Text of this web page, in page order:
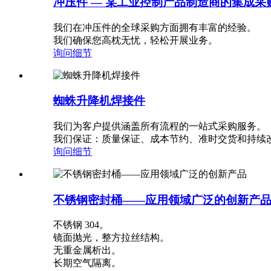
我们在冲压件的全球采购方面拥有丰富的经验。
我们确保您高枕无忧，轻松开展业务。
询问细节
蜘蛛升降机焊接件
我们为客户提供涵盖所有流程的一站式采购服务。
我们保证：质量保证、成本节约、准时交货和持续
询问细节
不锈钢密封桶——应用领域广泛的创新产品
不锈钢 304。
镜面抛光，整方拉丝结构。
无重金属析出。
长期空气隔离。